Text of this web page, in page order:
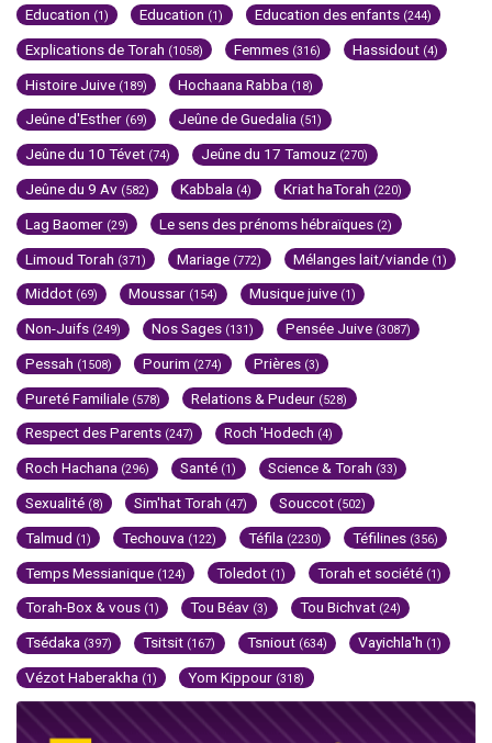
Education (1) Education (1) Education des enfants (244)
Explications de Torah (1058) Femmes (316) Hassidout (4)
Histoire Juive (189) Hochaana Rabba (18)
Jeûne d'Esther (69) Jeûne de Guedalia (51)
Jeûne du 10 Tévet (74) Jeûne du 17 Tamouz (270)
Jeûne du 9 Av (582) Kabbala (4) Kriat haTorah (220)
Lag Baomer (29) Le sens des prénoms hébraïques (2)
Limoud Torah (371) Mariage (772) Mélanges lait/viande (1)
Middot (69) Moussar (154) Musique juive (1)
Non-Juifs (249) Nos Sages (131) Pensée Juive (3087)
Pessah (1508) Pourim (274) Prières (3)
Pureté Familiale (578) Relations & Pudeur (528)
Respect des Parents (247) Roch 'Hodech (4)
Roch Hachana (296) Santé (1) Science & Torah (33)
Sexualité (8) Sim'hat Torah (47) Souccot (502)
Talmud (1) Techouva (122) Téfila (2230) Téfilines (356)
Temps Messianique (124) Toledot (1) Torah et société (1)
Torah-Box & vous (1) Tou Béav (3) Tou Bichvat (24)
Tsédaka (397) Tsitsit (167) Tsniout (634) Vayichla'h (1)
Vézot Haberakha (1) Yom Kippour (318)